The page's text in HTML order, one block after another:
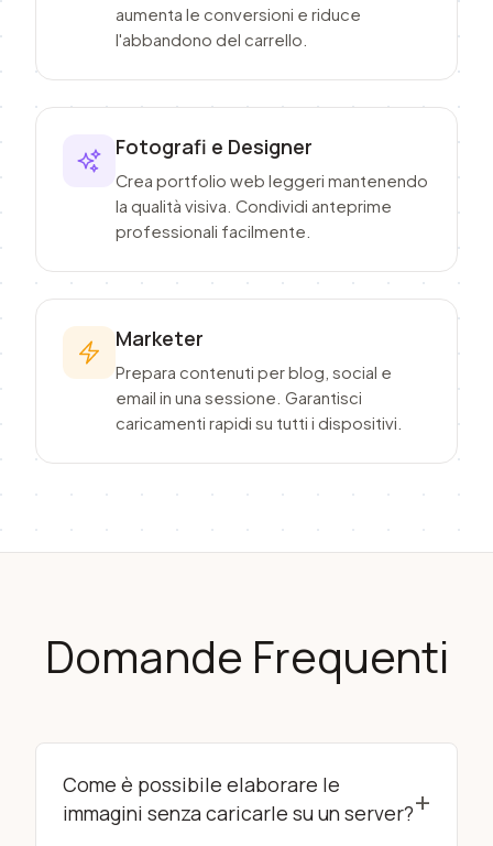
aumenta le conversioni e riduce
l'abbandono del carrello.
Fotografi e Designer
Crea portfolio web leggeri mantenendo
la qualità visiva. Condividi anteprime
professionali facilmente.
Marketer
Prepara contenuti per blog, social e
email in una sessione. Garantisci
caricamenti rapidi su tutti i dispositivi.
Domande Frequenti
Come è possibile elaborare le
immagini senza caricarle su un server?+